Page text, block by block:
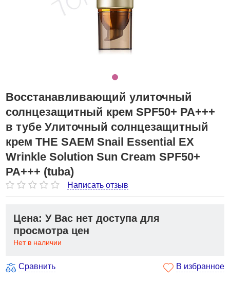
Восстанавливающий улиточный
солнцезащитный крем SPF50+ PA+++
в тубе Улиточный солнцезащитный
крем THE SAEM Snail Essential EX
Wrinkle Solution Sun Cream SPF50+
PA+++ (tuba)
Написать отзыв
Цена: У Вас нет доступа для
просмотра цен
Нет в наличии
Сравнить В избранное